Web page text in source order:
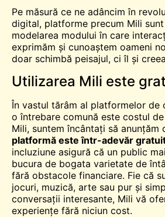
Pe măsură ce ne adâncim în
digital, platforme precum Mili
modelarea modului în care
exprimăm și cunoaștem oameni
doar schimbă peisajul, ci îl și
Utilizarea Mili este
În vastul tărâm al platformelor de
o întrebare comună este costul
Mili, suntem încântați să anunțăm
platformă este într-adevăr
incluziune asigură că un public
bucura de bogata varietate de
fără obstacole financiare. Fie că
jocuri, muzică, arte sau pur și
conversații interesante, Mili vă
experiențe fără niciun cost.